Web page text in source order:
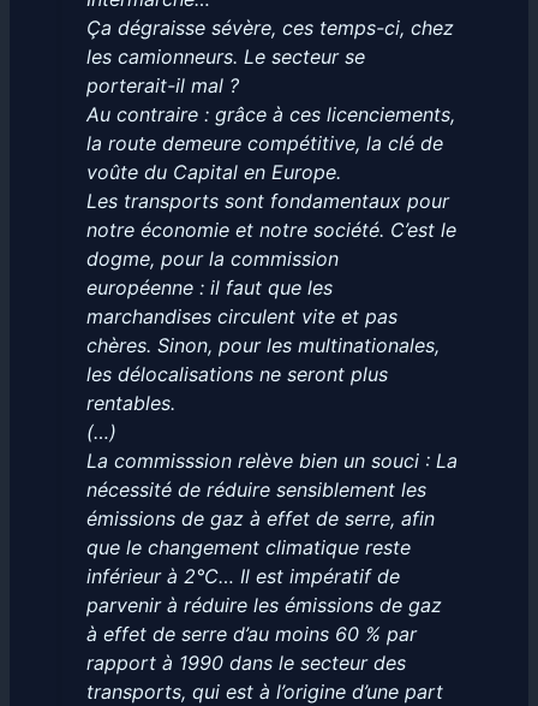
Ça dégraisse sévère, ces temps-ci, chez
les camionneurs. Le secteur se
porterait-il mal ?
Au contraire : grâce à ces licenciements,
la route demeure compétitive, la clé de
voûte du Capital en Europe.
Les transports sont fondamentaux pour
notre économie et notre société. C’est le
dogme, pour la commission
européenne : il faut que les
marchandises circulent vite et pas
chères. Sinon, pour les multinationales,
les délocalisations ne seront plus
rentables.
(…)
La commisssion relève bien un souci : La
nécessité de réduire sensiblement les
émissions de gaz à effet de serre, afin
que le changement climatique reste
inférieur à 2°C… Il est impératif de
parvenir à réduire les émissions de gaz
à effet de serre d’au moins 60 % par
rapport à 1990 dans le secteur des
transports, qui est à l’origine d’une part